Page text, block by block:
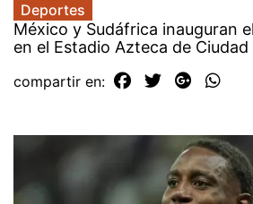
Deportes
México y Sudáfrica inauguran
en el Estadio Azteca de
compartir en: